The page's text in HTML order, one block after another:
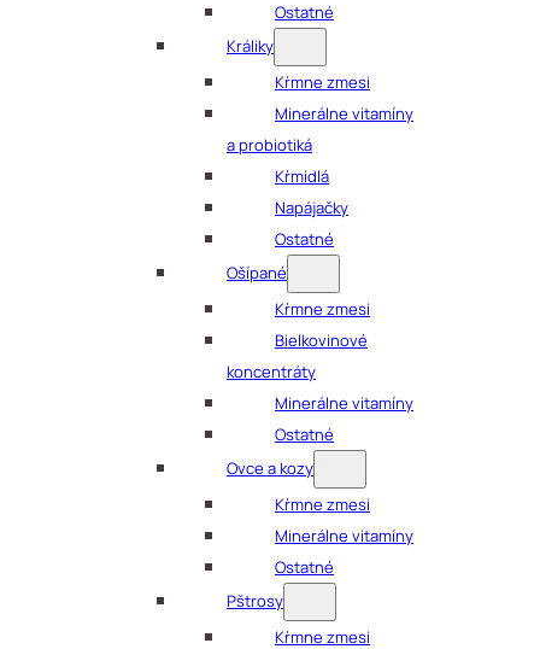
Ostatné
Králiky
Kŕmne zmesi
Minerálne vitamíny
a probiotiká
Kŕmidlá
Napájačky
Ostatné
Ošípané
Kŕmne zmesi
Bielkovinové
koncentráty
Minerálne vitamíny
Ostatné
Ovce a kozy
Kŕmne zmesi
Minerálne vitamíny
Ostatné
Pštrosy
Kŕmne zmesi